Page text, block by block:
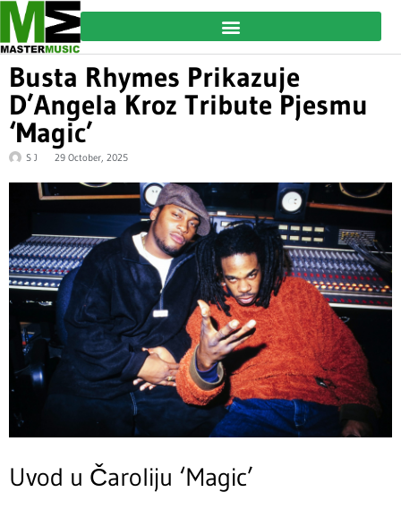
Busta Rhymes Prikazuje
D’Angela Kroz Tribute Pjesmu
‘Magic’
S J 29 October, 2025
Uvod u Čaroliju ‘Magic’